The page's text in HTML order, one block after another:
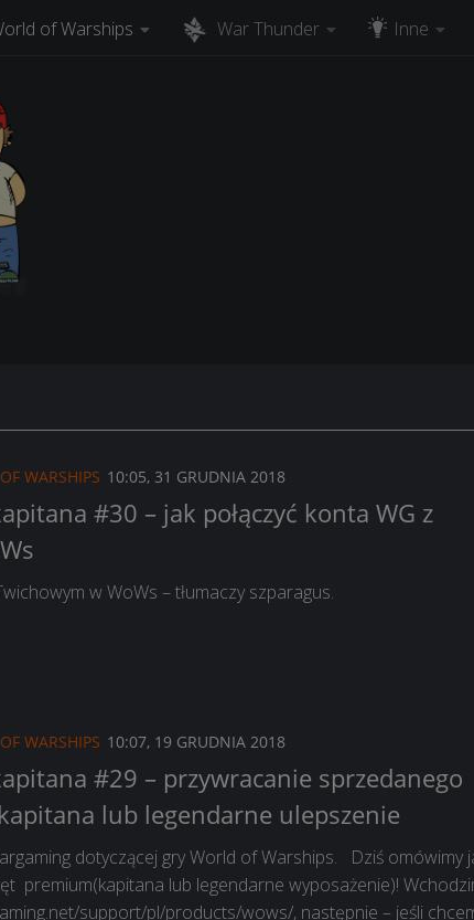
of Warships War Thunder Inne
WARSHIPS 10:05, 31 GRUDNIA 2018
#30 – jak połączyć konta WG z
w WoWs – tłumaczy szparagus.
WARSHIPS 10:07, 19 GRUDNIA 2018
#29 – przywracanie sprzedanego
lub legendarne ulepszenie
dotyczącej gry World of Warships. Dziś omówimy
premium(kapitana lub legendarne wyposażenie)!
support/pl/products/wows/, następnie – jeśli